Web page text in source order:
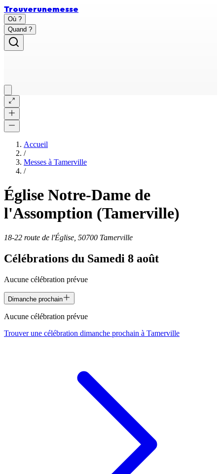
Trouverunemesse
Où ?
Quand ?
Accueil
/
Messes à Tamerville
/
Église Notre-Dame de
l'Assomption (Tamerville)
18-22 route de l'Église, 50700 Tamerville
Célébrations du Samedi 8 août
Aucune célébration prévue
Dimanche prochain
Aucune célébration prévue
Trouver une célébration dimanche prochain à Tamerville